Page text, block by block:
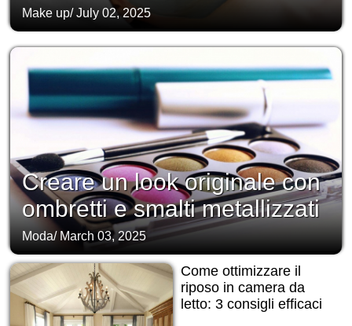
Make up/July 02, 2025
Creare un look originale con
ombretti e smalti metallizzati
Moda/ March 03, 2025
Come ottimizzare il
riposo in camera da
letto: 3 consigli efficaci